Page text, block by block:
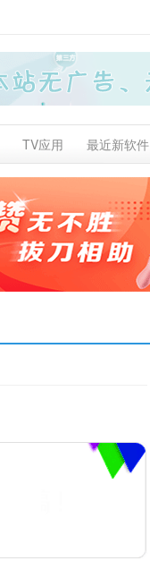
TV应用 最近新软件